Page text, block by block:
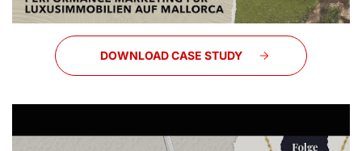
DOWNLOAD CASE STUDY